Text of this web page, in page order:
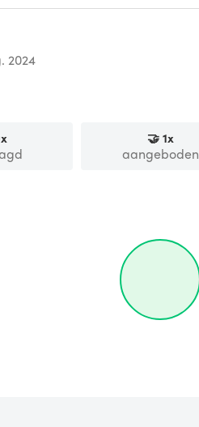
2024
x 🤝1x
aangeboden